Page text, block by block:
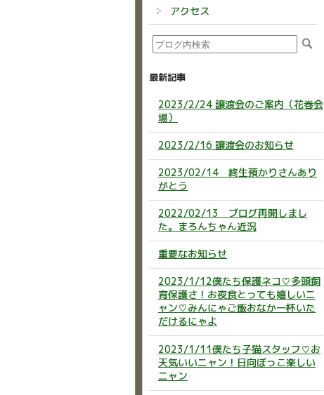
アクセス
最新記事
2023/2/24 譲渡会のご案内（花巻会
場）
2023/2/16 譲渡会のお知らせ
2023/02/14 終生預かりさんあり
がとう
2022/02/13 ブログ再開しまし
た。まろんちゃん近況
重要なお知らせ
2023/1/12僕たち保護ネコ♡多頭飼
育保護さ！お夜食とっても嬉しいニ
ャン♡みんにゃご飯おなか一杯いた
だけるにゃよ
2023/1/11僕たち子猫スタッフ♡お
天気いいニャン！日向ぼっこ楽しい
ニャン